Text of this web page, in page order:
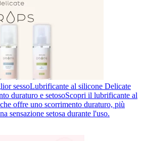
sessoLubrificante al silicone Delicate
duraturo e setosoScopri il lubrificante al
offre uno scorrimento duraturo, più
sensazione setosa durante l'uso.